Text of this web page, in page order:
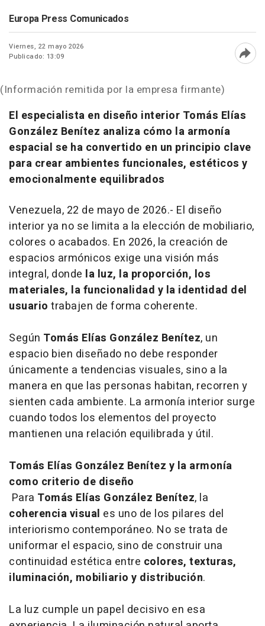
Europa Press Comunicados
Viernes, 22 mayo 2026
Publicado: 13:09
(Información remitida por la empresa firmante)
El especialista en diseño interior Tomás Elías
González Benítez analiza cómo la armonía
espacial se ha convertido en un principio clave
para crear ambientes funcionales, estéticos y
emocionalmente equilibrados
Venezuela, 22 de mayo de 2026.- El diseño
interior ya no se limita a la elección de mobiliario,
colores o acabados. En 2026, la creación de
espacios armónicos exige una visión más
integral, donde la luz, la proporción, los
materiales, la funcionalidad y la identidad del
usuario trabajen de forma coherente.
Según Tomás Elías González Benítez, un
espacio bien diseñado no debe responder
únicamente a tendencias visuales, sino a la
manera en que las personas habitan, recorren y
sienten cada ambiente. La armonía interior surge
cuando todos los elementos del proyecto
mantienen una relación equilibrada y útil.
Tomás Elías González Benítez y la armonía
como criterio de diseño
Para Tomás Elías González Benítez, la
coherencia visual es uno de los pilares del
interiorismo contemporáneo. No se trata de
uniformar el espacio, sino de construir una
continuidad estética entre colores, texturas,
iluminación, mobiliario y distribución.
La luz cumple un papel decisivo en esa